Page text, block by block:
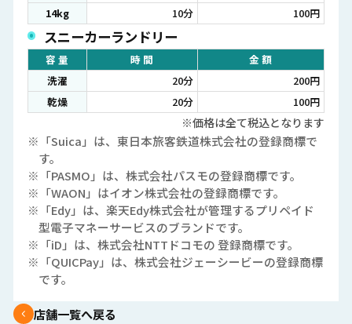
14kg
10分 100円
スニーカーランドリー
容 量 時 間
金 額
洗濯
20分
200円
乾燥
20分 100円
※価格は全て税込となります
※「Suica」は、東日本旅客鉄道株式会社の登録商標で
す。
※「PASMO」は、株式会社パスモの登録商標です。
※「WAON」はイオン株式会社の登録商標です。
※「Edy」は、楽天Edy株式会社が管理するプリペイド
型電子マネーサービスのブランドです。
※「iD」は、株式会社NTTドコモの 登録商標です。
※「QUICPay」は、株式会社ジェーシービーの登録商標
です。
店舗一覧へ戻る